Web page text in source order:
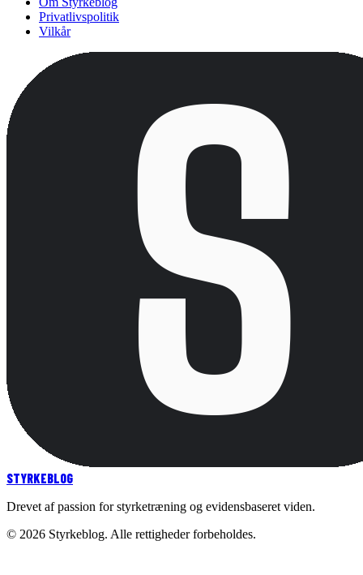
Privatlivspolitik
Vilkår
STYRKEBLOG
Drevet af passion for styrketræning og evidensbaseret viden.
© 2026 Styrkeblog. Alle rettigheder forbeholdes.